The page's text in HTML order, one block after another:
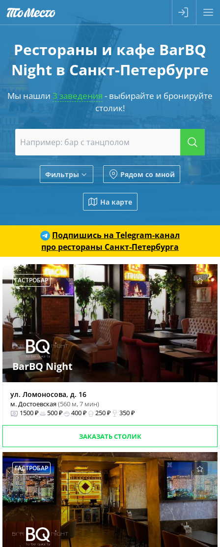
Рестораны и кафе BarBQ
Night в Санкт-Петербурге
Мы нашли 3 заведения - выбирайте и бронируйте
столик!
Фильтры Рядом со мной
На карте
Подпишись на Telegram-канал
про рестораны Санкт-Петербурга
ГАСТРОБАР
BarBQ Night
ул. Ломоносова, д. 16
м. Достоевская(560 м, 7 мин)
1500 ₽
500 ₽ 400 ₽ 250 ₽ 350 ₽
ЗАКАЗАТЬ СТОЛИК
ГАСТРОБАР